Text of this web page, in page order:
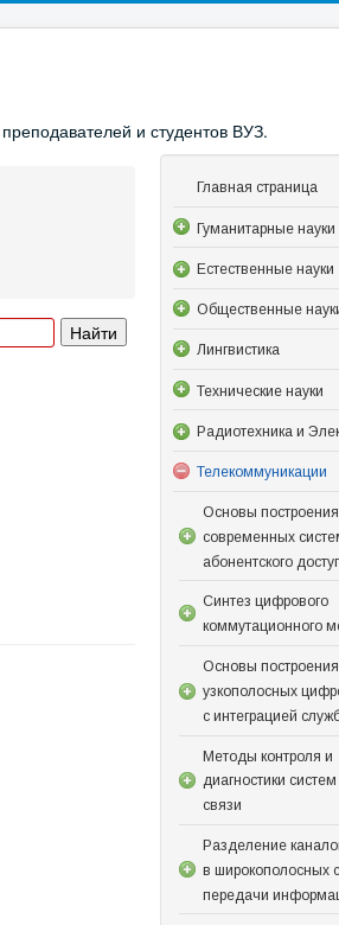
и студентов ВУЗ.
Главная страница
Гуманитарные науки
Естественные науки
Общественные
Лингвистика
Технические науки
Радиотехника и
Телекоммуникации
Основы построения
современных
абонентского
Синтез цифрового
коммутационного
Основы построения
узкополосных
с интеграцией
Методы контроля и
диагностики
связи
Разделение
в широкополосных
передачи